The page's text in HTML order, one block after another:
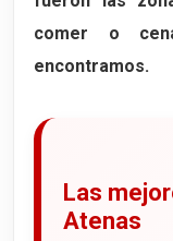
comer o
encontramos.
Las
Atenas